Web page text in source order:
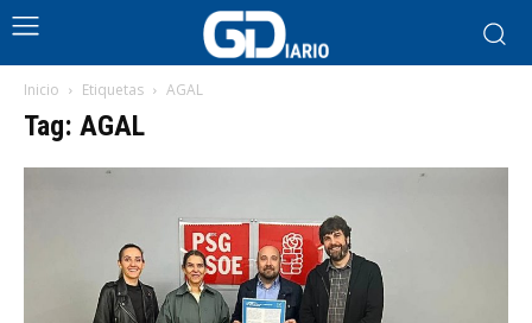
Inicio Etiquetas AGAL
Tag: AGAL